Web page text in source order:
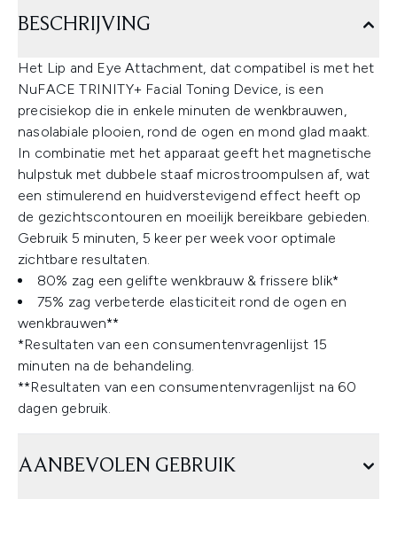
BESCHRIJVING
Het Lip and Eye Attachment, dat compatibel is met het
NuFACE TRINITY+ Facial Toning Device, is een
precisiekop die in enkele minuten de wenkbrauwen,
nasolabiale plooien, rond de ogen en mond glad maakt.
In combinatie met het apparaat geeft het magnetische
hulpstuk met dubbele staaf microstroompulsen af, wat
een stimulerend en huidverstevigend effect heeft op
de gezichtscontouren en moeilijk bereikbare gebieden.
Gebruik 5 minuten, 5 keer per week voor optimale
zichtbare resultaten.
80% zag een gelifte wenkbrauw & frissere blik*
75% zag verbeterde elasticiteit rond de ogen en
wenkbrauwen**
*Resultaten van een consumentenvragenlijst 15
minuten na de behandeling.
**Resultaten van een consumentenvragenlijst na 60
dagen gebruik.
AANBEVOLEN GEBRUIK